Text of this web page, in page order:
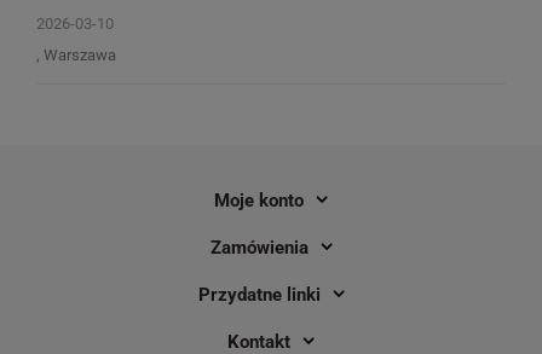
Zweckform A4 100ark./op. 70 x 42,3
2026-03-10
, Warszawa
Moje konto
Zamówienia
Przydatne linki
Kontakt